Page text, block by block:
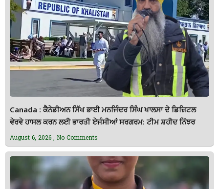
Canada : ਕੈਨੇਡੀਅਨ ਸਿੱਖ ਭਾਈ ਮਨਜਿੰਦਰ ਸਿੰਘ ਖਾਲਸਾ ਦੇ ਡਿਜ਼ਿਟਲ
ਵੇਰਵੇ ਹਾਸਲ ਕਰਨ ਲਈ ਭਾਰਤੀ ਏਜੰਸੀਆਂ ਸਰਗਰਮ: ਟੀਮ ਸ਼ਹੀਦ ਨਿੱਝਰ
August 6, 2026 No Comments